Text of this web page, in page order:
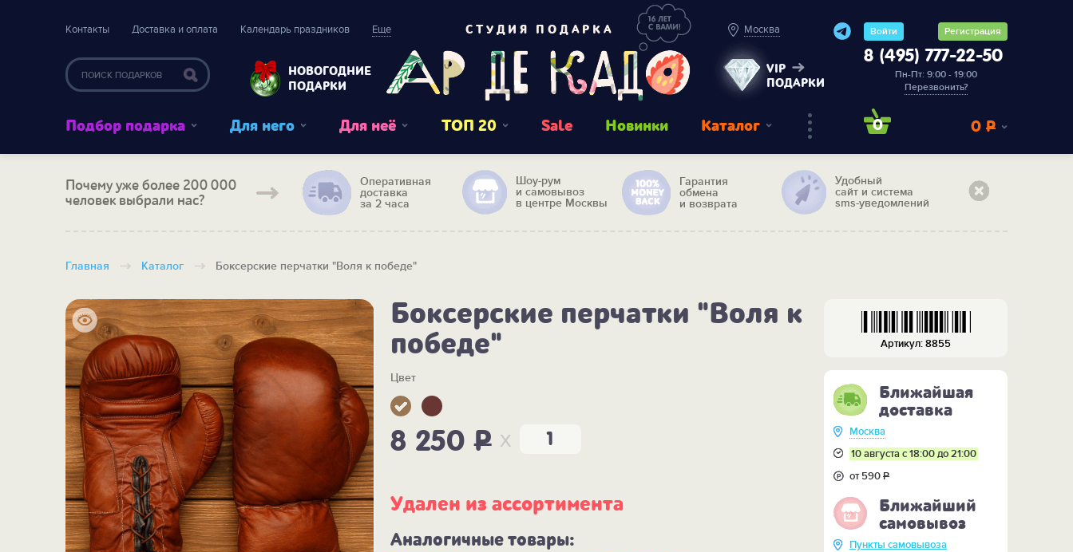
Контакты Доставка и оплата Календарь праздников Еще
НОВОГОДНИЕ
ПОДАРКИ
СТУДИЯ ПОДАРКА Москва
VIP
ПОДАРКИ
Войти Регистрация
8 (495) 777-22-50
Пн-Пт: 9:00 - 19:00
Перезвонить?
Подбор подарка Для него Для неё ТОП 20 Sale Новинки Каталог 0 0 Р
Почему уже более 200 000
человек выбрали нас?
Оперативная
доставка
за 2 часа
Шоу-рум
и самовывоз
в центре Москвы
Гарантия
обмена
и возврата
Удобный
сайт и система
sms-уведомлений
Главная Каталог Боксерские перчатки "Воля к победе"
Боксерские перчатки "Воля к
победе"
Цвет
8 250P x
Удален из ассортимента
Аналогичные товары:
Артикул: 8855
Ближайшая
доставка
Москва
10 августа с 18:00 до 21:00
от 590Р
Ближайший
самовывоз
Пункты самовывоза